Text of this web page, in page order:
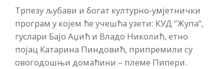
Трпезу љубави и богат културно-умјетнички
програм у којем ће учешћа узети: КУД ”Жупа”,
гуслари Бајо Аџић и Владо Николић, етно
појац Катарина Пиндовић, припремили су
овогодошњи домаћини – племе Пипери.